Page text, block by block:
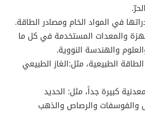
في المواد الخام ومصادر الطاقة.
والمعدات المستخدمة في كل ما
والهندسة النووية.
الطبيعية، مثل:الغاز الطبيعي
كبيرة جداً، مثل: الحديد
والفوسفات والرصاص والذهب